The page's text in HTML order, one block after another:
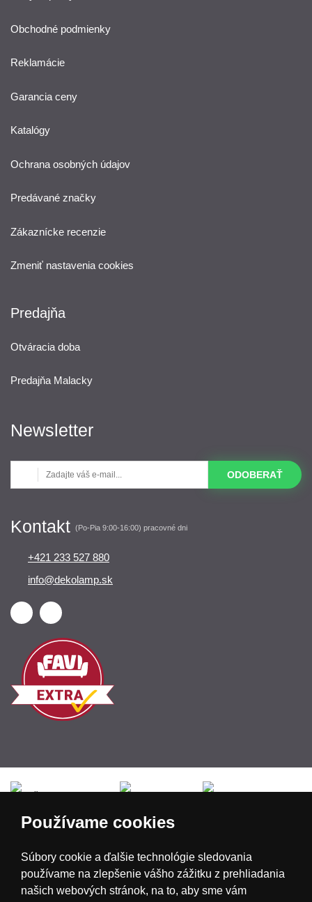
Obchodné podmienky
Reklamácie
Garancia ceny
Katalógy
Ochrana osobných údajov
Predávané značky
Zákaznícke recenzie
Zmeniť nastavenia cookies
Predajňa
Otváracia doba
Predajňa Malacky
Newsletter
ODOBERAŤ
Kontakt (Po-Pia 9:00-16:00) pracovné dni
+421 233 527 880
info@dekolamp.sk
Používame cookies
Súbory cookie a ďalšie technológie sledovania
používame na zlepšenie vášho zážitku z prehliadania
našich webových stránok, na to, aby sme vám